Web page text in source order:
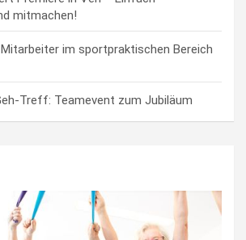
mitmachen!
im sportpraktischen Bereich
Treff: Teamevent zum Jubiläum